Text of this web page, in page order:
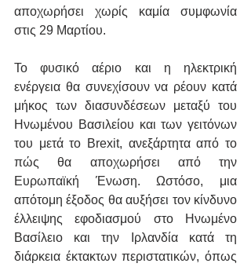
αποχωρήσει χωρίς καμία συμφωνία
στις 29 Μαρτίου.
Το φυσικό αέριο και η ηλεκτρική
ενέργεια θα συνεχίσουν να ρέουν κατά
μήκος των διασυνδέσεων μεταξύ του
Ηνωμένου Βασιλείου και των γειτόνων
του μετά το Brexit, ανεξάρτητα από το
πώς θα αποχωρήσει από την
Ευρωπαϊκή Ένωση. Ωστόσο, μια
απότομη έξοδος θα αυξήσει τον κίνδυνο
έλλειψης εφοδιασμού στο Ηνωμένο
Βασίλειο και την Ιρλανδία κατά τη
διάρκεια έκτακτων περιστατικών, όπως